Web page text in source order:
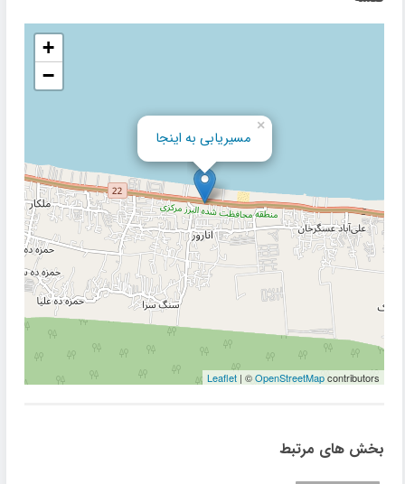
مسیریابی به اینجا
×
+
−
Leaflet | ©OpenStreetMapcontributors
بخش های مرتبط